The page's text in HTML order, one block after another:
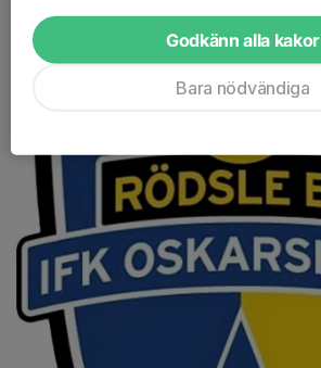
Godkänn alla kakor
Bara nödvändiga